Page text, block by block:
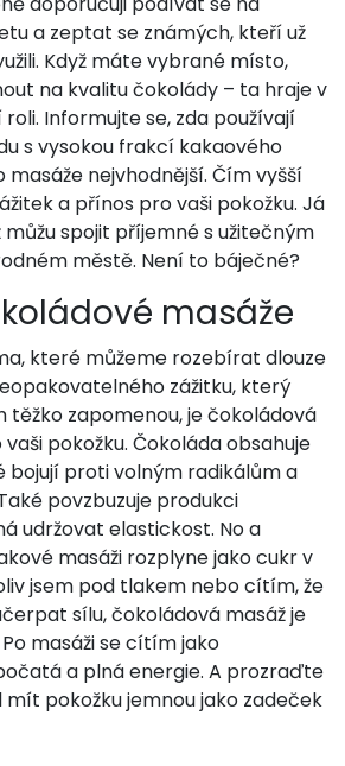
a zeptat se známých, kteří už
Když máte vybrané místo,
na kvalitu čokolády – ta hraje v
Informujte se, zda používají
s vysokou frakcí kakaového
masáže nejvhodnější. Čím vyšší
a přínos pro vaši pokožku. Já
můžu spojit příjemné s užitečným
městě. Není to báječné?
masáže
které můžeme rozebírat dlouze
zážitku, který
těžko zapomenou, je čokoládová
pokožku. Čokoláda obsahuje
bojují proti volným radikálům a
povzbuzuje produkci
udržovat elastickost. No a
masáži rozplyne jako cukr v
jsem pod tlakem nebo cítím, že
sílu, čokoládová masáž je
masáži se cítím jako
a plná energie. A prozraďte
pokožku jemnou jako zadeček